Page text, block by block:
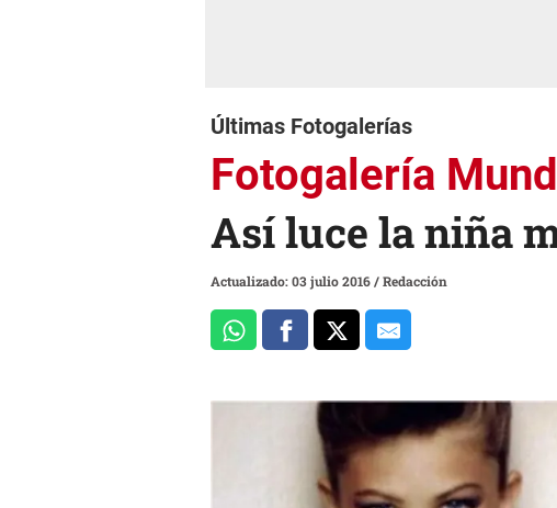
Últimas Fotogalerías
Fotogalería
Así luce la niña
Actualizado: 03 julio 2016/Redacción